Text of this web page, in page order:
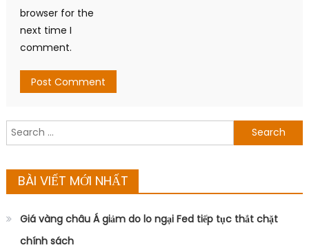
browser for the
next time I
comment.
Search
for:
BÀI VIẾT MỚI NHẤT
Giá vàng châu Á giảm do lo ngại Fed tiếp tục thắt chặt
chính sách